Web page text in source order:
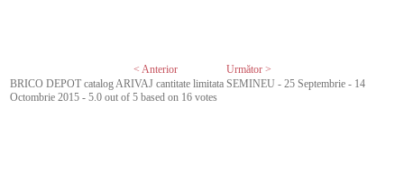
< Anterior
Următor >
BRICO DEPOT catalog ARIVAJ cantitate limitata SEMINEU - 25 Septembrie - 14
Octombrie 2015 -5.0 out of5 based on 16 votes